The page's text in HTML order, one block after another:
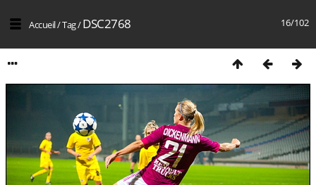
16/102
Accueil/Tag/DSC2768